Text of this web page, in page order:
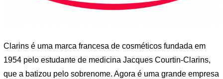
Clarins é uma marca francesa de cosméticos fundada em
1954 pelo estudante de medicina Jacques Courtin-Clarins,
que a batizou pelo sobrenome. Agora é uma grande empresa